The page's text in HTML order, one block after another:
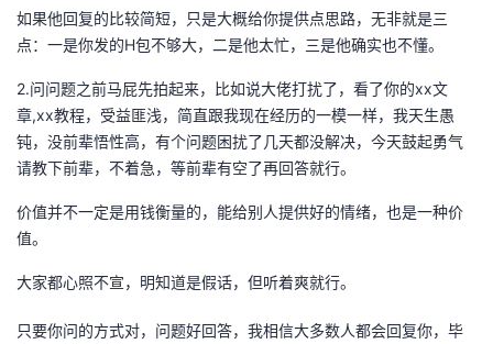
如果他回复的比较简短，只是大概给你提供点思路，无非就是三
点：一是你发的H包不够大，二是他太忙，三是他确实也不懂。
2.问问题之前马屁先拍起来，比如说大佬打扰了，看了你的xx文
章,xx教程，受益匪浅，简直跟我现在经历的一模一样，我天生愚
钝，没前辈悟性高，有个问题困扰了几天都没解决，今天鼓起勇气
请教下前辈，不着急，等前辈有空了再回答就行。
价值并不一定是用钱衡量的，能给别人提供好的情绪，也是一种价
值。
大家都心照不宣，明知道是假话，但听着爽就行。
只要你问的方式对，问题好回答，我相信大多数人都会回复你，毕